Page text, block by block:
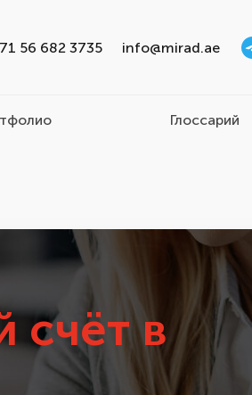
56 682 3735 info@mirad.ae
Глоссарий
счёт в